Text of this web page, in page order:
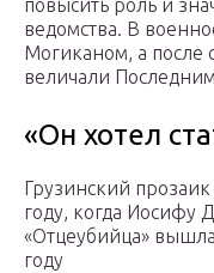
повысить роль и
ведомства. В
Могиканом, а
величали
«Он хотел
Грузинский
году, когда Иосифу
«Отцеубийца»
году